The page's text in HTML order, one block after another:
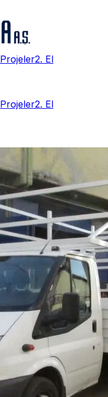
Projeler2. El
Projeler2. El